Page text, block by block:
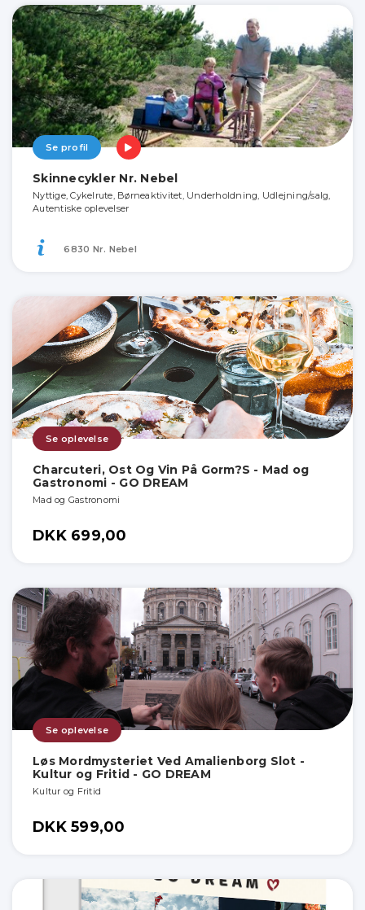
Se profil
Skinnecykler Nr. Nebel
Nyttige, Cykelrute, Børneaktivitet, Underholdning, Udlejning/salg,
Autentiske oplevelser
6830 Nr. Nebel
Se oplevelse
Charcuteri, Ost Og Vin På Gorm?S - Mad og
Gastronomi - GO DREAM
Mad og Gastronomi
DKK 699,00
Se oplevelse
Løs Mordmysteriet Ved Amalienborg Slot -
Kultur og Fritid - GO DREAM
Kultur og Fritid
DKK 599,00